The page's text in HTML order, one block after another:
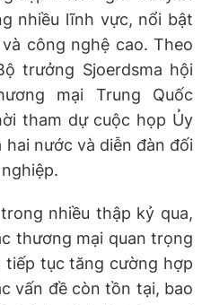
nhiều lĩnh vực, nổi bật
công nghệ cao. Theo
trưởng Sjoerdsma hội
mại Trung Quốc
tham dự cuộc họp Ủy
nước và diễn đàn đối
nhiều thập kỷ qua,
thương mại quan trọng
tiếp tục tăng cường hợp
vấn đề còn tồn tại, bao